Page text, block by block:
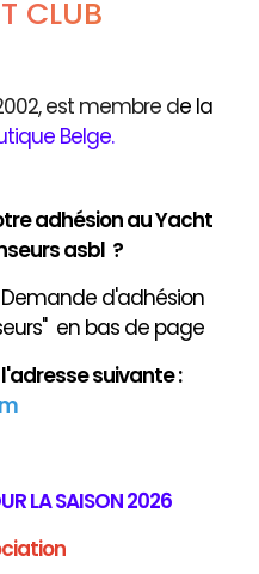
CLUB
est membre de la
Belge.
adhésion au Yacht
asbl ?
d'adhésion
en bas de page
l'adresse suivante :
LA SAISON 2026